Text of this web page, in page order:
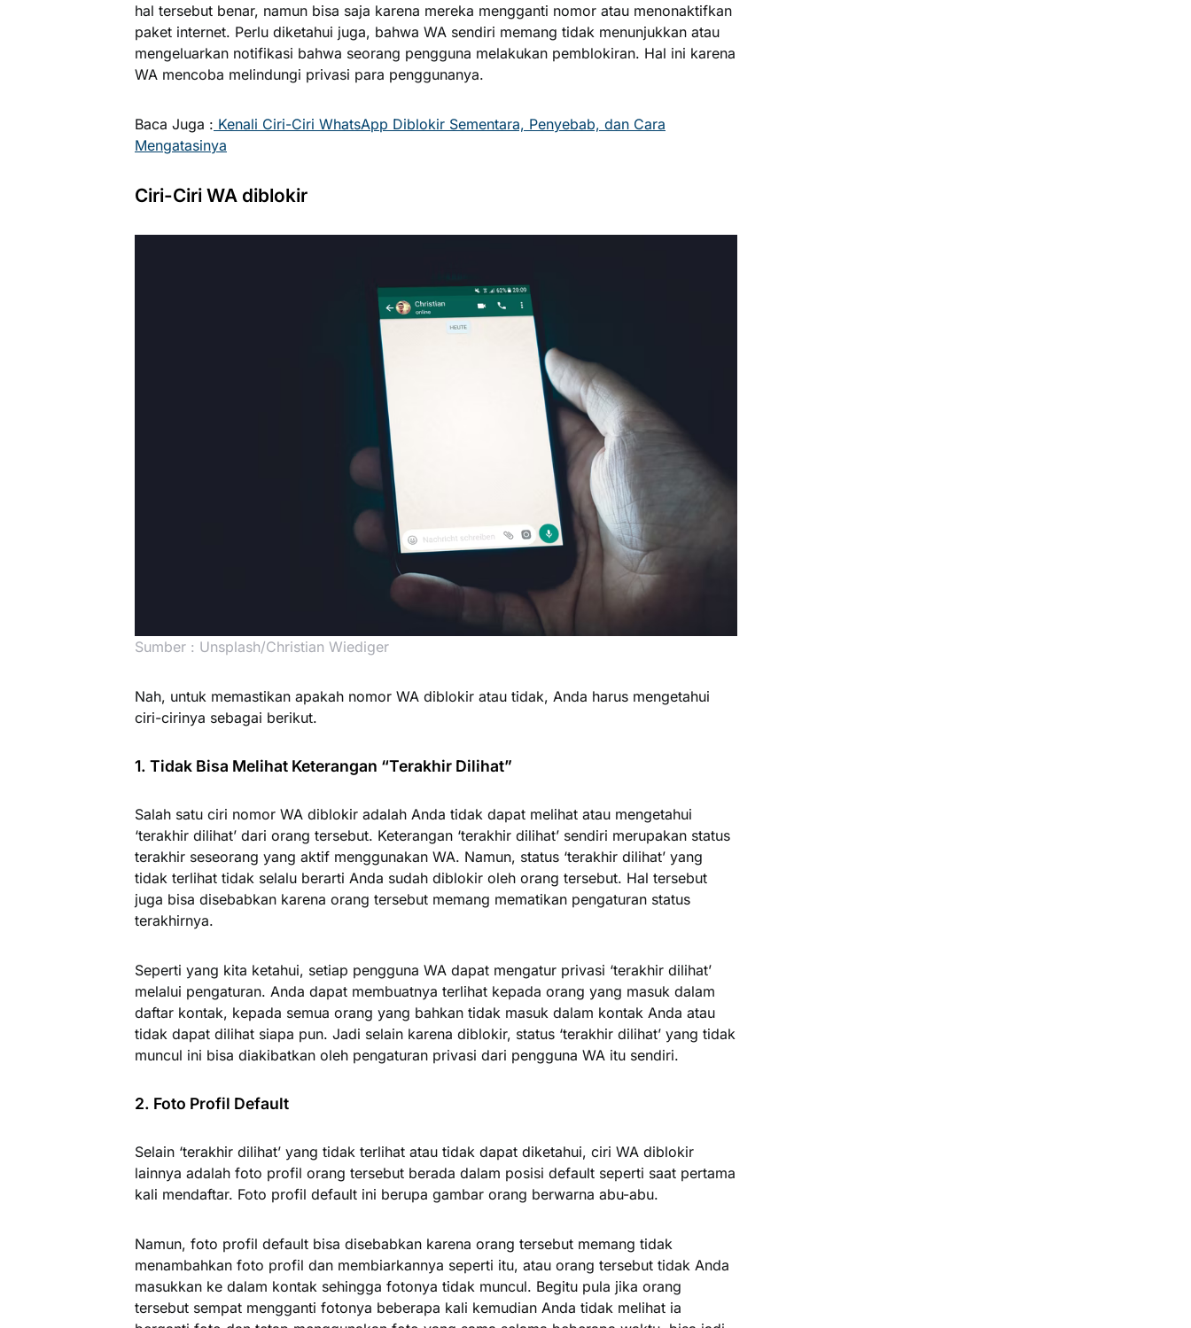
hal tersebut benar, namun bisa saja karena mereka mengganti nomor atau menonaktifkan
paket internet. Perlu diketahui juga, bahwa WA sendiri memang tidak menunjukkan atau
mengeluarkan notifikasi bahwa seorang pengguna melakukan pemblokiran. Hal ini karena
WA mencoba melindungi privasi para penggunanya.
Baca Juga : Kenali Ciri-Ciri WhatsApp Diblokir Sementara, Penyebab, dan Cara
Mengatasinya
Ciri-Ciri WA diblokir
Sumber : Unsplash/Christian Wiediger
Nah, untuk memastikan apakah nomor WA diblokir atau tidak, Anda harus mengetahui
ciri-cirinya sebagai berikut.
1. Tidak Bisa Melihat Keterangan “Terakhir Dilihat”
Salah satu ciri nomor WA diblokir adalah Anda tidak dapat melihat atau mengetahui
‘terakhir dilihat’ dari orang tersebut. Keterangan ‘terakhir dilihat’ sendiri merupakan status
terakhir seseorang yang aktif menggunakan WA. Namun, status ‘terakhir dilihat’ yang
tidak terlihat tidak selalu berarti Anda sudah diblokir oleh orang tersebut. Hal tersebut
juga bisa disebabkan karena orang tersebut memang mematikan pengaturan status
terakhirnya.
Seperti yang kita ketahui, setiap pengguna WA dapat mengatur privasi ‘terakhir dilihat’
melalui pengaturan. Anda dapat membuatnya terlihat kepada orang yang masuk dalam
daftar kontak, kepada semua orang yang bahkan tidak masuk dalam kontak Anda atau
tidak dapat dilihat siapa pun. Jadi selain karena diblokir, status ‘terakhir dilihat’ yang tidak
muncul ini bisa diakibatkan oleh pengaturan privasi dari pengguna WA itu sendiri.
2. Foto Profil Default
Selain ‘terakhir dilihat’ yang tidak terlihat atau tidak dapat diketahui, ciri WA diblokir
lainnya adalah foto profil orang tersebut berada dalam posisi default seperti saat pertama
kali mendaftar. Foto profil default ini berupa gambar orang berwarna abu-abu.
Namun, foto profil default bisa disebabkan karena orang tersebut memang tidak
menambahkan foto profil dan membiarkannya seperti itu, atau orang tersebut tidak Anda
masukkan ke dalam kontak sehingga fotonya tidak muncul. Begitu pula jika orang
tersebut sempat mengganti fotonya beberapa kali kemudian Anda tidak melihat ia